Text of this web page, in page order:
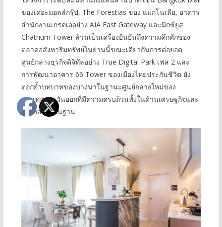
ของเดอะมอลล์กรุ๊ป, The Forestias ของ แมกโนเลีย, อาคาร
สำนักงานเกรดเออย่าง AIA East Gateway และมิกซ์ยูส
Chatrium Tower ล้วนเป็นเครื่องยืนยันถึงความคึกคักของ
ตลาดอสังหาริมทรัพย์ในย่านนี้ขณะเดียวกันการต่อยอด
ศูนย์กลางธุรกิจดิจิทัลอย่าง True Digital Park เฟส 2 และ
การพัฒนาอาคาร 66 Tower ของเมืองไทยประกันชีวิต ยัง
ตอกย้ำบทบาทของบางนาในฐานะศูนย์กลางใหม่ของ
กรุงเทพฯตะวันออกที่มีความครบถ้วนทั้งในด้านเศรษฐกิจและ
โครงสร้างพื้นฐาน